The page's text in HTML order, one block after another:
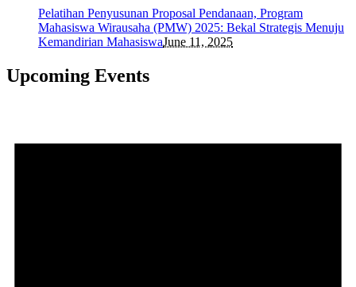
Pelatihan Penyusunan Proposal Pendanaan, Program
Mahasiswa Wirausaha (PMW) 2025: Bekal Strategis Menuju
Kemandirian MahasiswaJune 11, 2025
Upcoming Events